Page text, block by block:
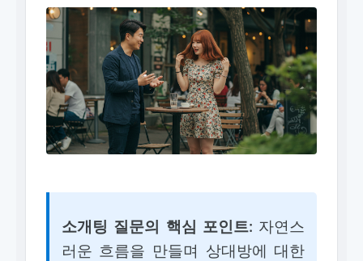
소개팅 질문의 핵심 포인트: 자연스
러운 흐름을 만들며 상대방에 대한